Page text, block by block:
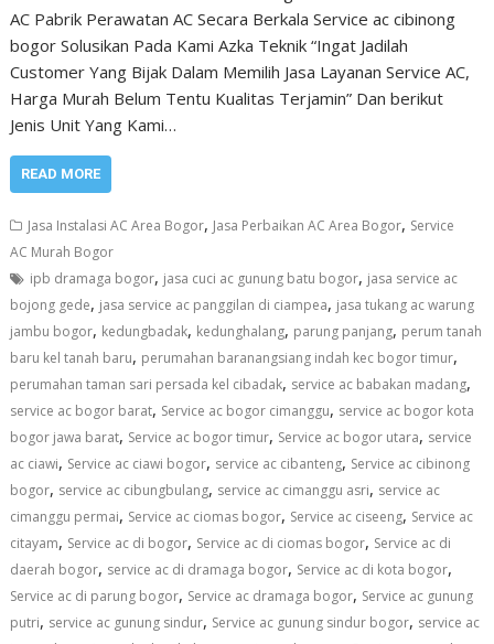
AC Pabrik Perawatan AC Secara Berkala Service ac cibinong
bogor Solusikan Pada Kami Azka Teknik “Ingat Jadilah
Customer Yang Bijak Dalam Memilih Jasa Layanan Service AC,
Harga Murah Belum Tentu Kualitas Terjamin” Dan berikut
Jenis Unit Yang Kami…
READ MORE
Jasa Instalasi AC Area Bogor, Jasa Perbaikan AC Area Bogor, Service
AC Murah Bogor
ipb dramaga bogor, jasa cuci ac gunung batu bogor, jasa service ac
bojong gede, jasa service ac panggilan di ciampea, jasa tukang ac warung
jambu bogor, kedungbadak, kedunghalang, parung panjang, perum tanah
baru kel tanah baru, perumahan baranangsiang indah kec bogor timur,
perumahan taman sari persada kel cibadak, service ac babakan madang,
service ac bogor barat, Service ac bogor cimanggu, service ac bogor kota
bogor jawa barat, Service ac bogor timur, Service ac bogor utara, service
ac ciawi, Service ac ciawi bogor, service ac cibanteng, Service ac cibinong
bogor, service ac cibungbulang, service ac cimanggu asri, service ac
cimanggu permai, Service ac ciomas bogor, Service ac ciseeng, Service ac
citayam, Service ac di bogor, Service ac di ciomas bogor, Service ac di
daerah bogor, service ac di dramaga bogor, Service ac di kota bogor,
Service ac di parung bogor, Service ac dramaga bogor, Service ac gunung
putri, service ac gunung sindur, Service ac gunung sindur bogor, service ac